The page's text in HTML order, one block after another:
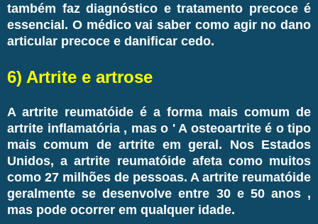
também faz diagnóstico e tratamento precoce é
essencial. O médico vai saber como agir no dano
articular precoce e danificar cedo.
6) Artrite e artrose
A artrite reumatóide é a forma mais comum de
artrite inflamatória , mas o ' A osteoartrite é o tipo
mais comum de artrite em geral. Nos Estados
Unidos, a artrite reumatóide afeta como muitos
como 27 milhões de pessoas. A artrite reumatóide
geralmente se desenvolve entre 30 e 50 anos ,
mas pode ocorrer em qualquer idade.